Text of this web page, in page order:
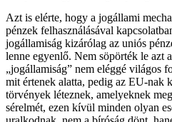
Azt is elérte, hogy a jogállami
pénzek felhasználásával
jogállamiság kizárólag az uniós
lenne egyenlő. Nem söpörték le azt
„jogállamiság” nem eléggé világos
mit értenek alatta, pedig az EU-nak
törvények léteznek, amelyeknek
sérelmét, ezen kívül minden olyan